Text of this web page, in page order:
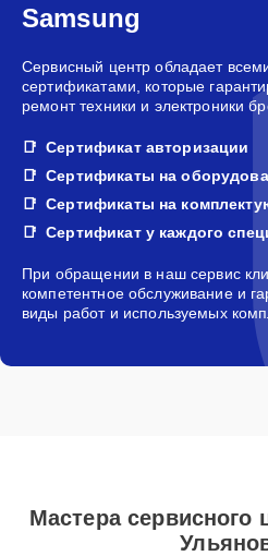
Samsung
Сервисный центр обладает
сертификатами, которые
ремонт техники и электроники
Сертификат авторизации
Сертификаты на
Сертификаты на
Сертификат у каждого
При обращении в наш сервис
компетентное обслуживание и
виды работ и используемых
Мастера сервисного